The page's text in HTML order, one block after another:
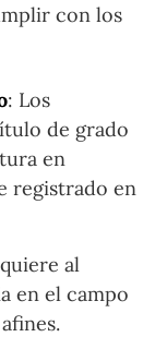
con los
: Los
de grado
en
registrado en
al
en el campo